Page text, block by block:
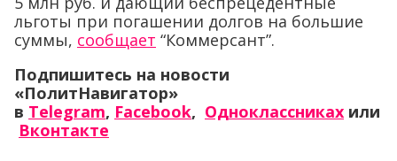
льготы при погашении долгов на большие
суммы, сообщает “Коммерсант”.
Подпишитесь на новости
«ПолитНавигатор»
в Telegram, Facebook, Одноклассниках или
Вконтакте